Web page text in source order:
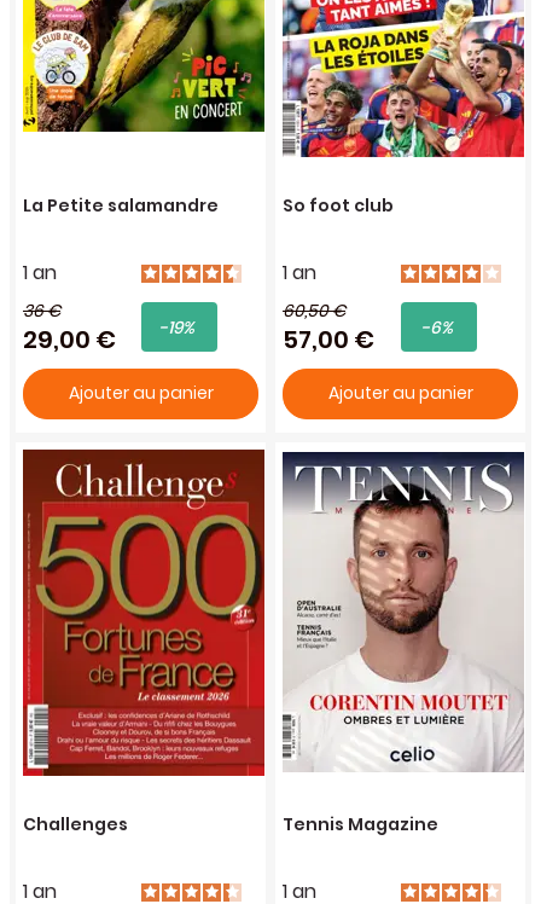
La Petite salamandre
1 an
36 €
29,00 € -19%
Ajouter au panier
So foot club
1 an
60,50 €
57,00 € -6%
Ajouter au panier
Challenges
1 an
Tennis Magazine
1 an